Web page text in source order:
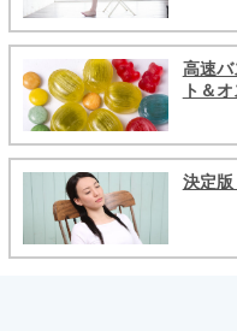
高速
ト＆
決定